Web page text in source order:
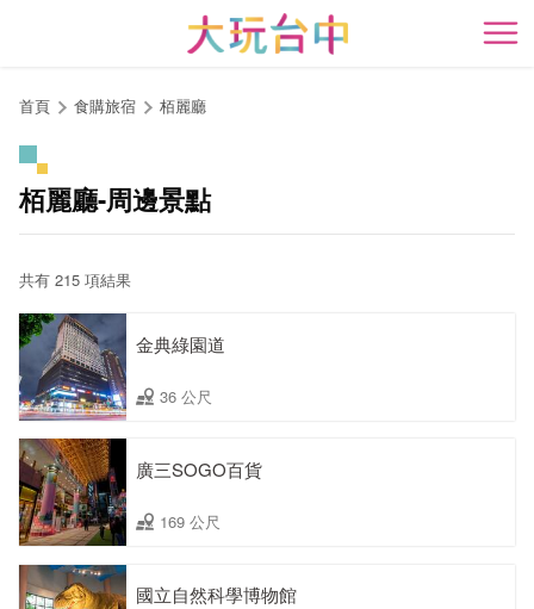
開
首頁 食購旅宿 栢麗廳
栢麗廳-周邊景點
共有 215 項結果
金典綠園道
36 公尺
廣三SOGO百貨
169 公尺
國立自然科學博物館